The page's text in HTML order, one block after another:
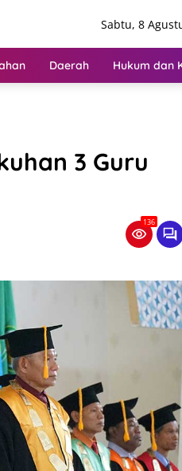
Sabtu, 8
Daerah Hukum dan
3 Guru
136